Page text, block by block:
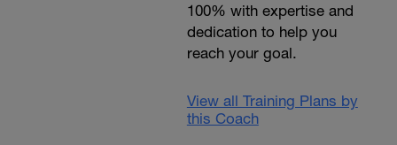
100% with expertise and
dedication to help you
reach your goal.
View all Training Plans by
this Coach